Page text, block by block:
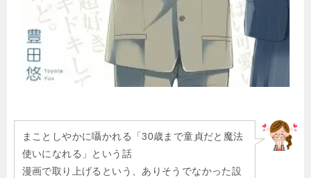
まことしやかに囁かれる「30歳まで童貞だと魔法
使いになれる」という話
漫画で取り上げるという、ありそうでなかった設